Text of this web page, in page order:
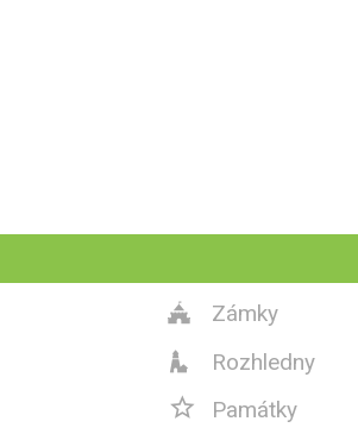
 Zámky
 Rozhledny
 Památky